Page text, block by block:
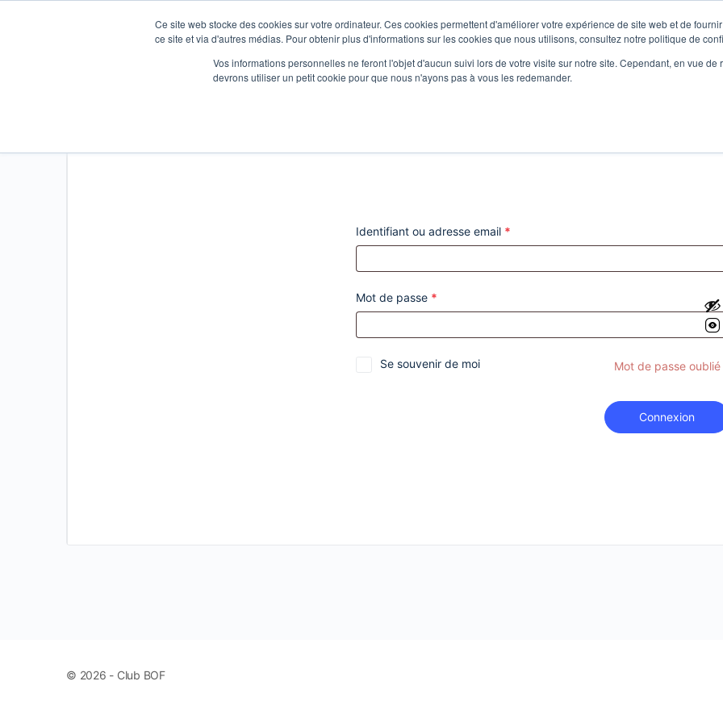
Ce site web stocke des cookies sur votre ordinateur. Ces cookies permettent d'améliorer votre expérience de site web et de
ce site et via d'autres médias. Pour obtenir plus d'informations sur les cookies que nous utilisons, consultez notre politique de
Vos informations personnelles ne feront l'objet d'aucun suivi lors de votre visite sur notre site. Cependant, en vue de
devrons utiliser un petit cookie pour que nous n'ayons pas à vous les redemander.
Identifiant ou adresse email *
Mot de passe *
Se souvenir de moi Mot de passe oublié
Connexion
© 2026 - Club BOF